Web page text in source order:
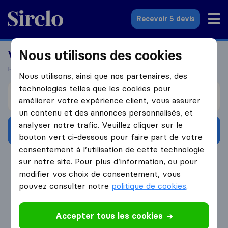
Sirelo.fr
Recevoir 5 devis
Vous recherchez un déménageur?
Recevez 5 devis en seulement 3 étapes
Je déménage de
Obtenir devis gratuits
4.3 793 Avis Google
Nous utilisons des cookies
Nous utilisons, ainsi que nos partenaires, des
technologies telles que les cookies pour
améliorer votre expérience client, vous assurer
un contenu et des annonces personnalisés, et
analyser notre trafic. Veuillez cliquer sur le
bouton vert ci-dessous pour faire part de votre
consentement à l’utilisation de cette technologie
sur notre site. Pour plus d’information, ou pour
modifier vos choix de consentement, vous
pouvez consulter notre politique de cookies.
Accepter tous les cookies